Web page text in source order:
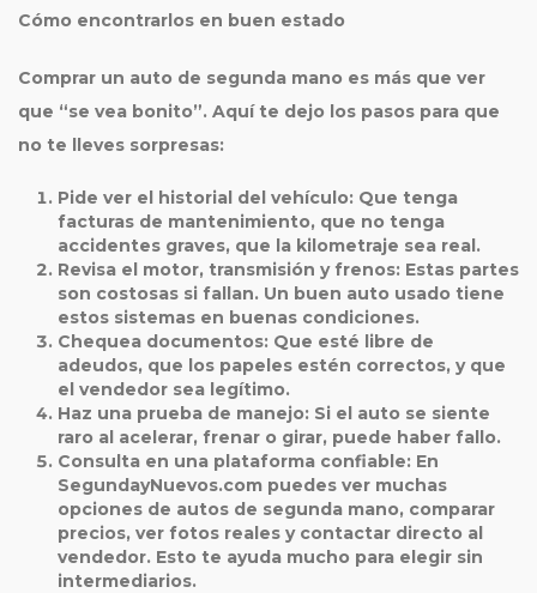
Cómo encontrarlos en buen estado
Comprar un auto de segunda mano es más que ver
que “se vea bonito”. Aquí te dejo los pasos para que
no te lleves sorpresas:
Pide ver el historial del vehículo: Que tenga
facturas de mantenimiento, que no tenga
accidentes graves, que la kilometraje sea real.
Revisa el motor, transmisión y frenos: Estas partes
son costosas si fallan. Un buen auto usado tiene
estos sistemas en buenas condiciones.
Chequea documentos: Que esté libre de
adeudos, que los papeles estén correctos, y que
el vendedor sea legítimo.
Haz una prueba de manejo: Si el auto se siente
raro al acelerar, frenar o girar, puede haber fallo.
Consulta en una plataforma confiable: En
SegundayNuevos.com puedes ver muchas
opciones de autos de segunda mano, comparar
precios, ver fotos reales y contactar directo al
vendedor. Esto te ayuda mucho para elegir sin
intermediarios.